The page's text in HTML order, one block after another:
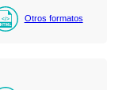
Otros formatos